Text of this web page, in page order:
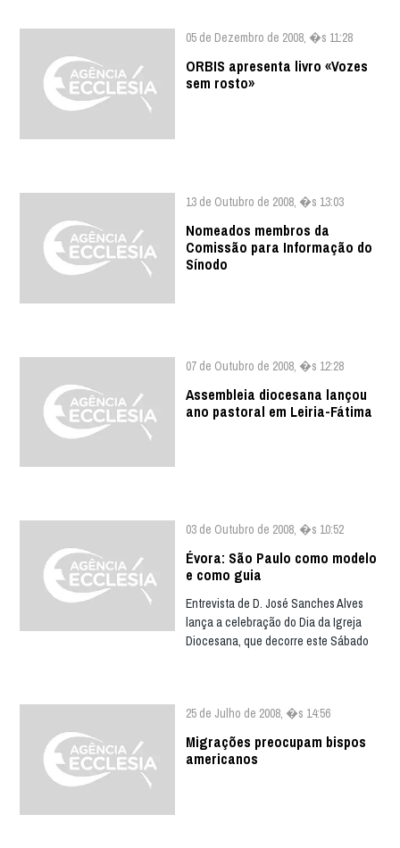
05 de Dezembro de 2008, �s 11:28
ORBIS apresenta livro «Vozes
sem rosto»
13 de Outubro de 2008, �s 13:03
Nomeados membros da
Comissão para Informação do
Sínodo
07 de Outubro de 2008, �s 12:28
Assembleia diocesana lançou
ano pastoral em Leiria-Fátima
03 de Outubro de 2008, �s 10:52
Évora: São Paulo como modelo
e como guia
Entrevista de D. José Sanches Alves
lança a celebração do Dia da Igreja
Diocesana, que decorre este Sábado
25 de Julho de 2008, �s 14:56
Migrações preocupam bispos
americanos